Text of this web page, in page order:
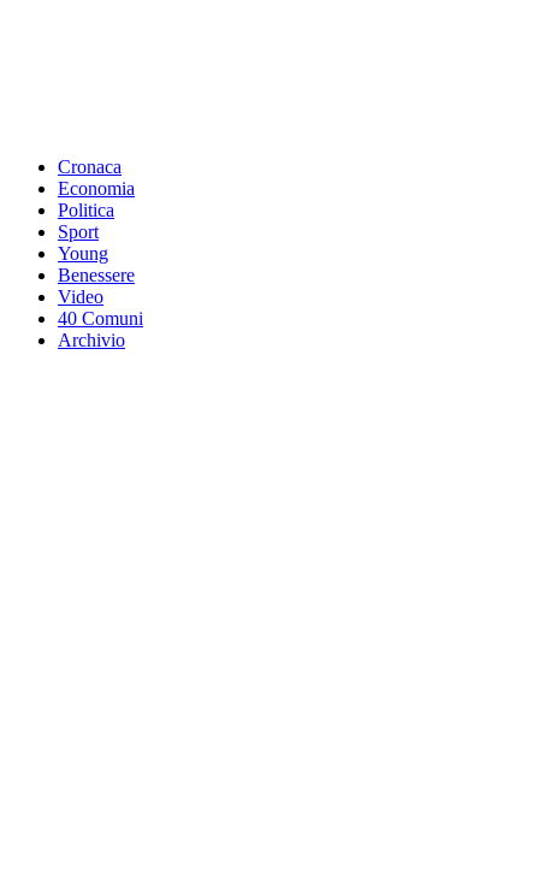
Cronaca
Economia
Politica
Sport
Young
Benessere
Video
40 Comuni
Archivio